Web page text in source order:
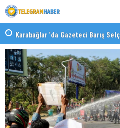
Karabağlar ‘da Gazeteci Barış